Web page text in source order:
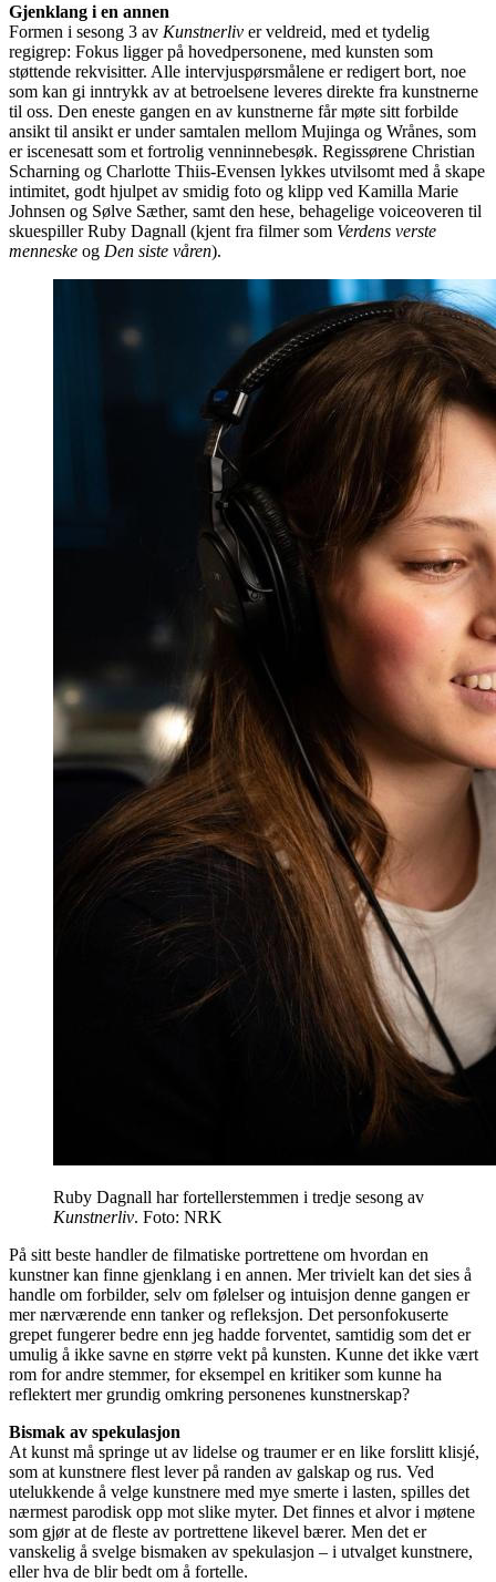
Gjenklang i en annen
Formen i sesong 3 av Kunstnerliv er veldreid, med et tydelig
regigrep: Fokus ligger på hovedpersonene, med kunsten som
støttende rekvisitter. Alle intervjuspørsmålene er redigert bort, noe
som kan gi inntrykk av at betroelsene leveres direkte fra kunstnerne
til oss. Den eneste gangen en av kunstnerne får møte sitt forbilde
ansikt til ansikt er under samtalen mellom Mujinga og Wrånes, som
er iscenesatt som et fortrolig venninnebesøk. Regissørene Christian
Scharning og Charlotte Thiis-Evensen lykkes utvilsomt med å skape
intimitet, godt hjulpet av smidig foto og klipp ved Kamilla Marie
Johnsen og Sølve Sæther, samt den hese, behagelige voiceoveren til
skuespiller Ruby Dagnall (kjent fra filmer som Verdens verste
menneske og Den siste våren).
Ruby Dagnall har fortellerstemmen i tredje sesong av
Kunstnerliv. Foto: NRK
På sitt beste handler de filmatiske portrettene om hvordan en
kunstner kan finne gjenklang i en annen. Mer trivielt kan det sies å
handle om forbilder, selv om følelser og intuisjon denne gangen er
mer nærværende enn tanker og refleksjon. Det personfokuserte
grepet fungerer bedre enn jeg hadde forventet, samtidig som det er
umulig å ikke savne en større vekt på kunsten. Kunne det ikke vært
rom for andre stemmer, for eksempel en kritiker som kunne ha
reflektert mer grundig omkring personenes kunstnerskap?
Bismak av spekulasjon
At kunst må springe ut av lidelse og traumer er en like forslitt klisjé,
som at kunstnere flest lever på randen av galskap og rus. Ved
utelukkende å velge kunstnere med mye smerte i lasten, spilles det
nærmest parodisk opp mot slike myter. Det finnes et alvor i møtene
som gjør at de fleste av portrettene likevel bærer. Men det er
vanskelig å svelge bismaken av spekulasjon – i utvalget kunstnere,
eller hva de blir bedt om å fortelle.